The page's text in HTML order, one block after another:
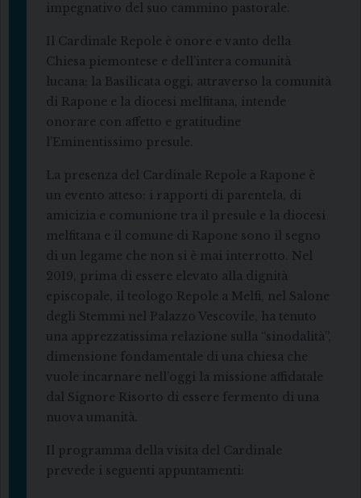
impegnativo del suo cammino pastorale.
Il Cardinale Repole è onore e vanto della
Chiesa piemontese e dell’intera comunità
lucana; la Basilicata oggi, attraverso la comunità
di Rapone e la diocesi melfitana, intende
onorare con affetto e gratitudine
l’Eminentissimo presule.
La presenza del Cardinale Repole a Rapone è
un evento atteso: i rapporti di parentela, di
amicizia e comunione tra il presule e la diocesi
melfitana e il comune di Rapone sono il segno
di un legame che non si è mai interrotto. Nel
2019, prima di essere elevato alla dignità
episcopale, il teologo Repole a Melfi, nel Salone
degli Stemmi nel Palazzo Vescovile, ha tenuto
una apprezzatissima relazione sulla “sinodalità”,
dimensione fondamentale di una chiesa che
vuole incarnare nell’oggi la missione affidatale
dal Signore Risorto di essere fermento di una
nuova umanità.
Il programma della visita del Cardinale
prevede i seguenti appuntamenti: